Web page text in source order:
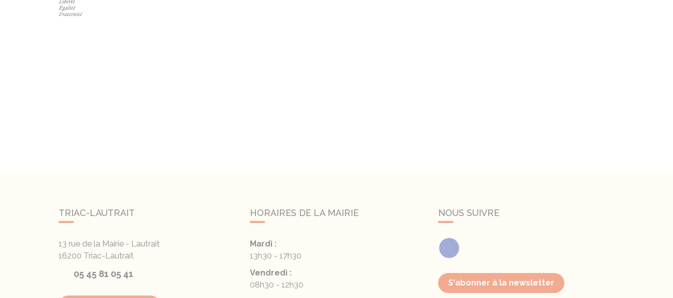
TRIAC-LAUTRAIT
13 rue de la Mairie - Lautrait
16200 Triac-Lautrait
05 45 81 05 41
HORAIRES DE LA MAIRIE
Mardi :
13h30 - 17h30
Vendredi :
08h30 - 12h30
NOUS SUIVRE
Facebook
S'abonner à la newsletter